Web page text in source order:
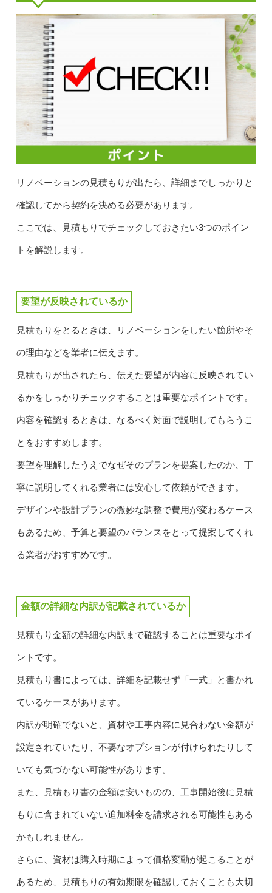
リノベーションの見積もりが出たら、詳細までしっかりと
確認してから契約を決める必要があります。
ここでは、見積もりでチェックしておきたい3つのポイン
トを解説します。
要望が反映されているか
見積もりをとるときは、リノベーションをしたい箇所やそ
の理由などを業者に伝えます。
見積もりが出されたら、伝えた要望が内容に反映されてい
るかをしっかりチェックすることは重要なポイントです。
内容を確認するときは、なるべく対面で説明してもらうこ
とをおすすめします。
要望を理解したうえでなぜそのプランを提案したのか、丁
寧に説明してくれる業者には安心して依頼ができます。
デザインや設計プランの微妙な調整で費用が変わるケース
もあるため、予算と要望のバランスをとって提案してくれ
る業者がおすすめです。
金額の詳細な内訳が記載されているか
見積もり金額の詳細な内訳まで確認することは重要なポイ
ントです。
見積もり書によっては、詳細を記載せず「一式」と書かれ
ているケースがあります。
内訳が明確でないと、資材や工事内容に見合わない金額が
設定されていたり、不要なオプションが付けられたりして
いても気づかない可能性があります。
また、見積もり書の金額は安いものの、工事開始後に見積
もりに含まれていない追加料金を請求される可能性もある
かもしれません。
さらに、資材は購入時期によって価格変動が起こることが
あるため、見積もりの有効期限を確認しておくことも大切